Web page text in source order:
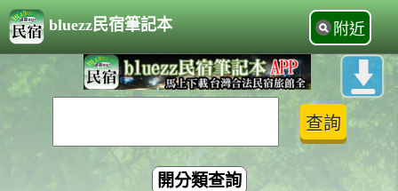
bluezz民宿筆記本 附近
開分類查詢